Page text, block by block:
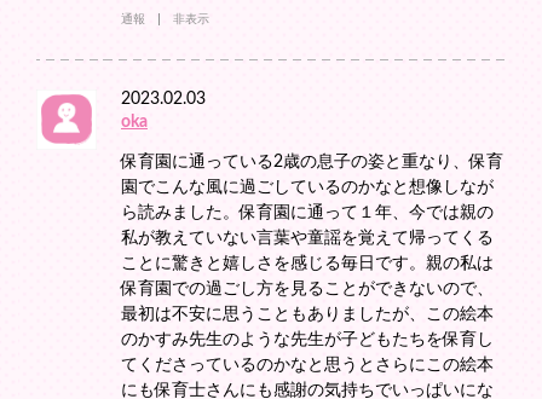
通報 非表示
2023.02.03
oka
保育園に通っている2歳の息子の姿と重なり、保育
園でこんな風に過ごしているのかなと想像しなが
ら読みました。保育園に通って１年、今では親の
私が教えていない言葉や童謡を覚えて帰ってくる
ことに驚きと嬉しさを感じる毎日です。親の私は
保育園での過ごし方を見ることができないので、
最初は不安に思うこともありましたが、この絵本
のかすみ先生のような先生が子どもたちを保育し
てくださっているのかなと思うとさらにこの絵本
にも保育士さんにも感謝の気持ちでいっぱいにな